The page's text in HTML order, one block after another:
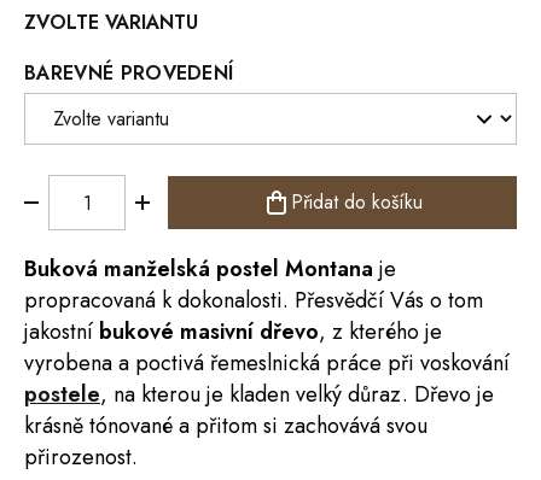
cena:
ZVOLTE VARIANTU
BAREVNÉ PROVEDENÍ
Přidat do košíku
Buková manželská postel Montana je
propracovaná k dokonalosti. Přesvědčí Vás o tom
jakostní bukové masivní dřevo, z kterého je
vyrobena a poctivá řemeslnická práce při voskování
postele, na kterou je kladen velký důraz. Dřevo je
krásně tónované a přitom si zachovává svou
přirozenost.